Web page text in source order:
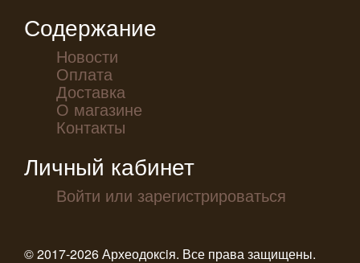
Содержание
Новости
Оплата
Доставка
О магазине
Контакты
Личный кабинет
Войти или зарегистрироваться
© 2017-2026 Археодоксiя. Все права защищены.